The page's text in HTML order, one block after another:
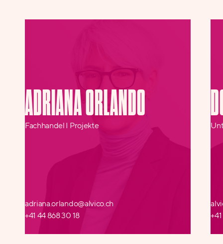
ADRIANA ORLANDO
Fachhandel I Projekte
adriana.orlando@alvico.ch
+41 44 868 30 18